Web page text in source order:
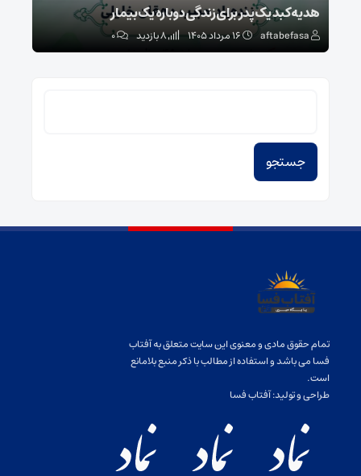
هدیه کبد یک پدر برای زندگی دوباره یک بیمار
aftabefasa ۱۶ مرداد ۱۴۰۵ 8 بازدید ۰
تمام حقوق مادی و معنوی این سایت متعلق به آفتاب
فسا می باشد و استفاده از مطالب با ذکر منبع بلامانع
است.
طراحی و تولید:آفتاب فسا